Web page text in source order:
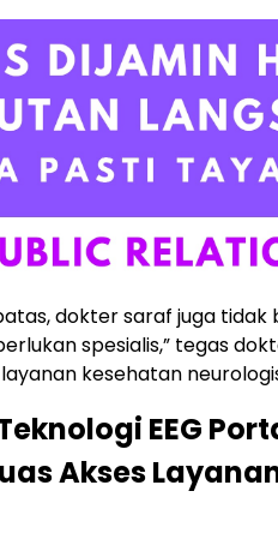
dokter saraf juga
spesialis,” tegas
kesehatan
EEG
Akses